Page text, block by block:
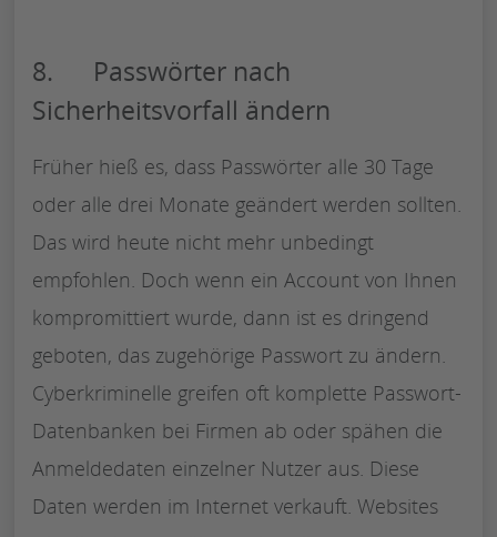
8. Passwörter nach
Sicherheitsvorfall ändern
Früher hieß es, dass Passwörter alle 30 Tage
oder alle drei Monate geändert werden sollten.
Das wird heute nicht mehr unbedingt
empfohlen. Doch wenn ein Account von Ihnen
kompromittiert wurde, dann ist es dringend
geboten, das zugehörige Passwort zu ändern.
Cyberkriminelle greifen oft komplette Passwort-
Datenbanken bei Firmen ab oder spähen die
Anmeldedaten einzelner Nutzer aus. Diese
Daten werden im Internet verkauft. Websites